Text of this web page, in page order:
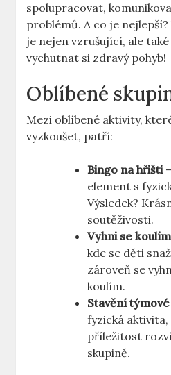
spolupracovat,
problémů. A co je
je nejen vzrušující, ale
vychutnat si zdravý pohyb!
Oblíbené
Mezi oblíbené aktivity,
vyzkoušet, patří:
Bingo na hřišti
element s
Výsledek?
soutěživosti.
Vyhni se koulím
kde se děti
zároveň se
koulím.
Stavění
fyzická aktivita,
příležitost
skupině.